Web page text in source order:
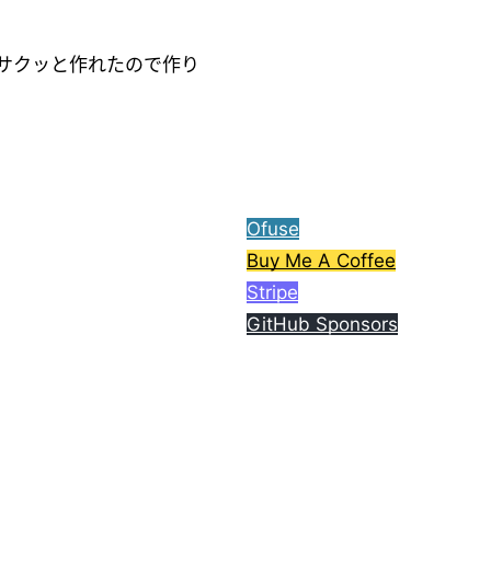
クッと作れたので作り
Ofuse
Buy Me A Coffee
Stripe
GitHub Sponsors